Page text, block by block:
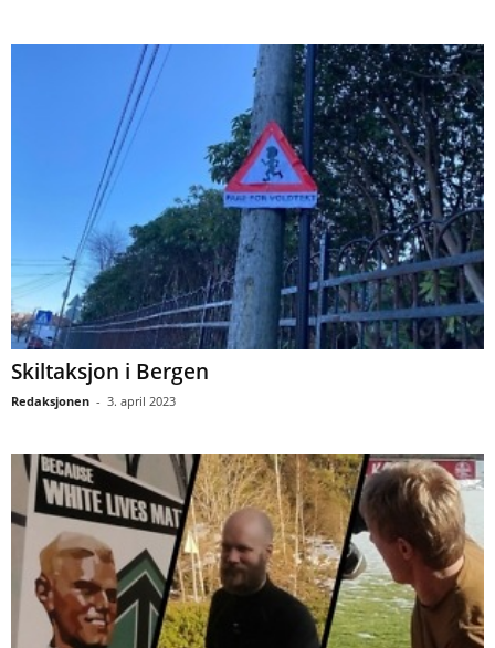
Skiltaksjon i Bergen
Redaksjonen - 3. april 2023